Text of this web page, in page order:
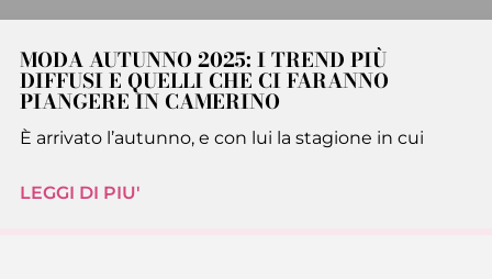
MODA AUTUNNO 2025: I TREND PIÙ
DIFFUSI E QUELLI CHE CI FARANNO
PIANGERE IN CAMERINO
È arrivato l’autunno, e con lui la stagione in cui
LEGGI DI PIU'